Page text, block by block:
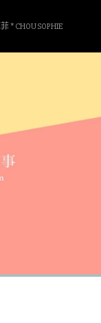
* CHOU SOPHIE